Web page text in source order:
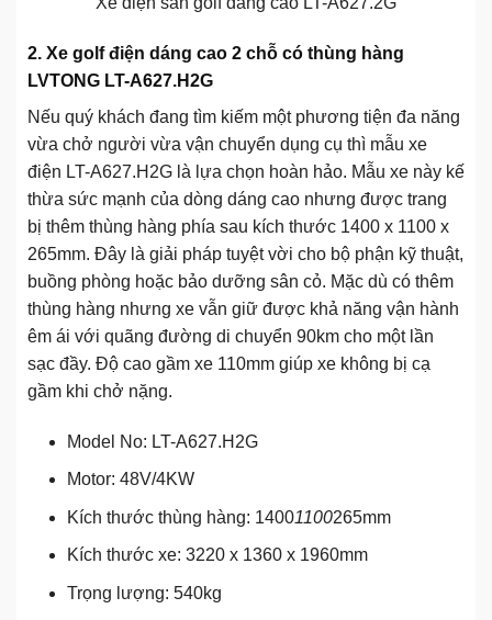
2. Xe golf điện dáng cao 2 chỗ có thùng hàng
LVTONG LT-A627.H2G
Nếu quý khách đang tìm kiếm một phương tiện đa năng
vừa chở người vừa vận chuyển dụng cụ thì mẫu xe
điện LT-A627.H2G là lựa chọn hoàn hảo. Mẫu xe này kế
thừa sức mạnh của dòng dáng cao nhưng được trang
bị thêm thùng hàng phía sau kích thước 1400 x 1100 x
265mm. Đây là giải pháp tuyệt vời cho bộ phận kỹ thuật,
buồng phòng hoặc bảo dưỡng sân cỏ. Mặc dù có thêm
thùng hàng nhưng xe vẫn giữ được khả năng vận hành
êm ái với quãng đường di chuyển 90km cho một lần
sạc đầy. Độ cao gầm xe 110mm giúp xe không bị cạ
gầm khi chở nặng.
Model No: LT-A627.H2G
Motor: 48V/4KW
Kích thước thùng hàng: 14001100265mm
Kích thước xe: 3220 x 1360 x 1960mm
Trọng lượng: 540kg